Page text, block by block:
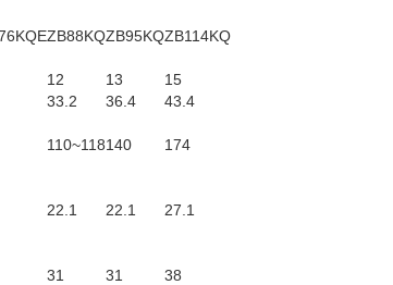
ZB88KQZB95KQZB114KQ
12 13
15
33.2 36.4
43.4
110~118140
174
22.1 22.1
27.1
31 31
38